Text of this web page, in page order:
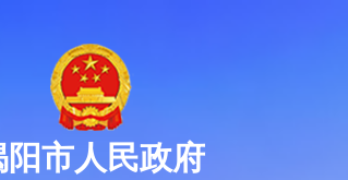
阳市人民政府